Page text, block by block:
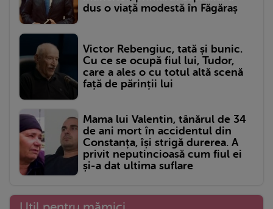
dus o viață modestă în Făgăraș
Victor Rebengiuc, tată și bunic.
Cu ce se ocupă fiul lui, Tudor,
care a ales o cu totul altă scenă
față de părinții lui
Mama lui Valentin, tânărul de 34
de ani mort în accidentul din
Constanța, își strigă durerea. A
privit neputincioasă cum fiul ei
și-a dat ultima suflare